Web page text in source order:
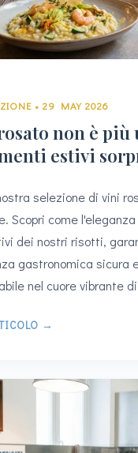
• 29 MAY 2026
non è più
estivi
selezione di vini
Scopri come
dei nostri risotti,
gastronomica sicura
nel cuore vibrante
→